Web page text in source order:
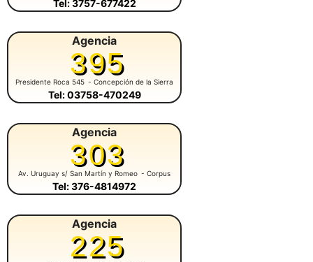
Tel: 3757-677422
Agencia
395
Presidente Roca 545 - Concepción de la Sierra
Tel: 03758-470249
Agencia
303
Av. Uruguay s/ San Martín y Romeo - Corpus
Tel: 376-4814972
Agencia
225